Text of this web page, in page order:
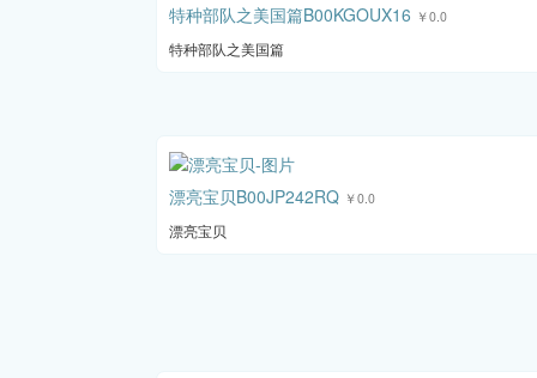
特种部队之美国篇B00KGOUX16 ￥0.0
特种部队之美国篇
漂亮宝贝B00JP242RQ ￥0.0
漂亮宝贝